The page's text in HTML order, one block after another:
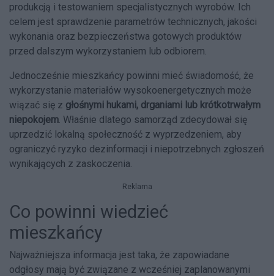
produkcją i testowaniem specjalistycznych wyrobów. Ich
celem jest sprawdzenie parametrów technicznych, jakości
wykonania oraz bezpieczeństwa gotowych produktów
przed dalszym wykorzystaniem lub odbiorem.
Jednocześnie mieszkańcy powinni mieć świadomość, że
wykorzystanie materiałów wysokoenergetycznych może
wiązać się z głośnymi hukami, drganiami lub krótkotrwałym
niepokojem. Właśnie dlatego samorząd zdecydował się
uprzedzić lokalną społeczność z wyprzedzeniem, aby
ograniczyć ryzyko dezinformacji i niepotrzebnych zgłoszeń
wynikających z zaskoczenia.
Reklama
Co powinni wiedzieć
mieszkańcy
Najważniejsza informacja jest taka, że zapowiadane
odgłosy mają być związane z wcześniej zaplanowanymi